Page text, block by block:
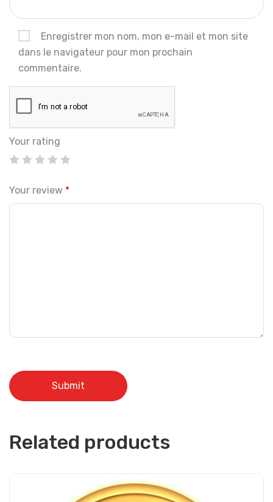
Enregistrer mon nom, mon e-mail et mon site
dans le navigateur pour mon prochain
commentaire.
Your rating
Your review *
Related products